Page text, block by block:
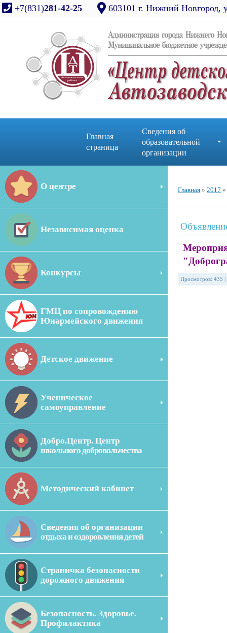
+7(831)281-42-25 603101 г. Нижний Новгород,
Главная
страница
Сведения об
образовательной
организации
О центре
Независимая оценка
Конкурсы
ГМЦ по сопровождению
Юнармейского движения
Детское движение
Ученическое
самоуправление
Добро.Центр. Центр
школьного добровольчества
Методический кабинет
Сведения об организации
отдыха и оздоровления детей
Страничка безопасности
дорожного движения
Безопасность. Здоровье.
Профилактика
Главная » 2017 »
Просмотров: 435